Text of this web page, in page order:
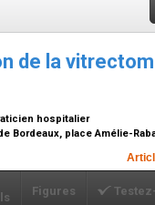
de la
hospitalier
Bordeaux, place Amélie-
Figures